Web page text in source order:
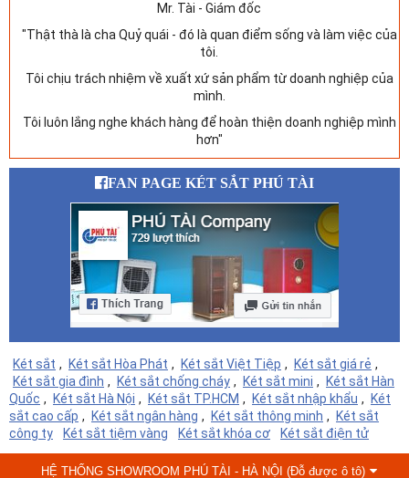
Mr. Tài - Giám đốc
"Thật thà là cha Quỷ quái - đó là quan điểm sống và làm việc của
tôi.
Tôi chịu trách nhiệm về xuất xứ sản phẩm từ doanh nghiệp của
mình.
Tôi luôn lắng nghe khách hàng để hoàn thiện doanh nghiệp mình
hơn"
FAN PAGE KÉT SẮT PHÚ TÀI
Két sắt , Két sắt Hòa Phát , Két sắt Việt Tiệp , Két sắt giá rẻ ,
Két sắt gia đình , Két sắt chống cháy , Két sắt mini ,
Két sắt Hàn
Quốc , Két sắt Hà Nội , Két sắt TP.HCM , Két sắt nhập khẩu ,
Két
sắt cao cấp , Két sắt ngân hàng , Két sắt thông minh ,
Két sắt
công ty
Két sắt tiệm vàng Két sắt khóa cơ Két sắt điện tử
HỆ THỐNG SHOWROOM PHÚ TÀI - HÀ NỘI (Đỗ được ô tô)